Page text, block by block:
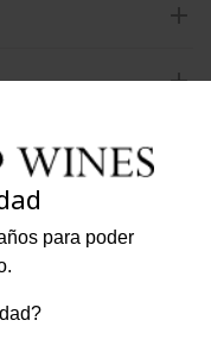
add
para poder